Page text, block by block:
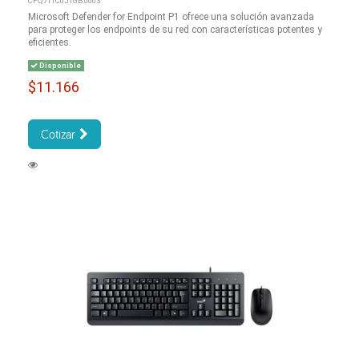
Microsoft Defender for Endpoint P1 ofrece una solución avanzada
para proteger los endpoints de su red con características potentes y
eficientes.
Disponible
$11.166
Cotizar